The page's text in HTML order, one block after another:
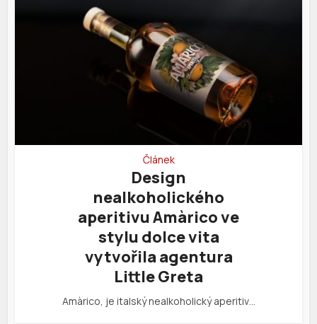
Článek
Design
nealkoholického
aperitivu Amàrico ve
stylu dolce vita
vytvořila agentura
Little Greta
Amàrico, je italský nealkoholický aperitiv…